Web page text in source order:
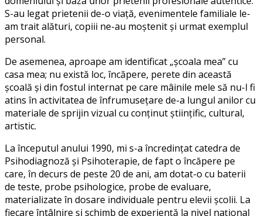
S-au legat prietenii de-o viață, evenimentele familiale le-
am trait alături, copiii ne-au moștenit și urmat exemplul
personal.
De asemenea, aproape am identificat „școala mea” cu
casa mea; nu există loc, încăpere, perete din această
școală și din fostul internat pe care mâinile mele să nu-l fi
atins în activitatea de înfrumusețare de-a lungul anilor cu
materiale de sprijin vizual cu conținut științific, cultural,
artistic.
La începutul anului 1990, mi s-a încredințat catedra de
Psihodiagnoză și Psihoterapie, de fapt o încăpere pe
care, în decurs de peste 20 de ani, am dotat-o cu baterii
de teste, probe psihologice, probe de evaluare,
materializate în dosare individuale pentru elevii școlii. La
fiecare întâlnire și schimb de experiență la nivel național